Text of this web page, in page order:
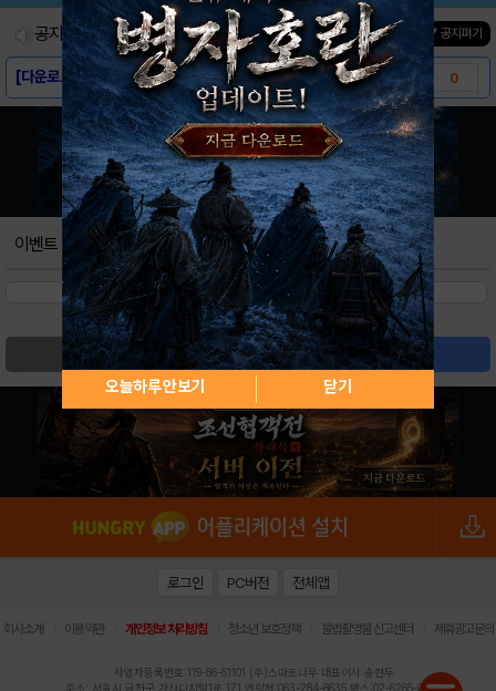
공지사항 진행중인 이벤트0건 ▼ 공지펴기
[다운로드링크] - 튀어올라라! 잉어킹 0
[스크린샷] - 튀어올라라! 잉어킹
[게임소개] - 튀어올라라! 잉어킹
이벤트
검색 글쓰기
오늘하루 안보기 닫기
로그인 PC버전 전체앱
회사소개 이용약관 개인정보 처리방침 청소년 보호정책 불법촬영물 신고센터 제휴광고문의
사업자등록번호:119-86-61101 (주)스마트나우 대표이사:송현두
주소: 서울시 금천구 가산디지털1로 171 연락처:063-284-8635 팩스:02-6265-0377